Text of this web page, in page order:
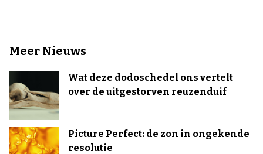
Meer Nieuws
Wat deze dodoschedel ons vertelt
over de uitgestorven reuzenduif
Picture Perfect: de zon in ongekende
resolutie